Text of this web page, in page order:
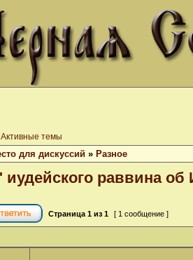
Активные темы
для дискуссий » Разное
раввина об
Страница 1 из 1 [ 1 сообщение ]